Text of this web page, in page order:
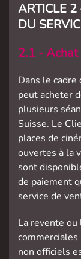
ARTICLE 2
DU
2.1 - Achat
Dans le
peut acheter
plusieurs
Suisse. Le
places de
ouvertes à la
sont
de paiement
service de
La revente
commerciales
non officiels